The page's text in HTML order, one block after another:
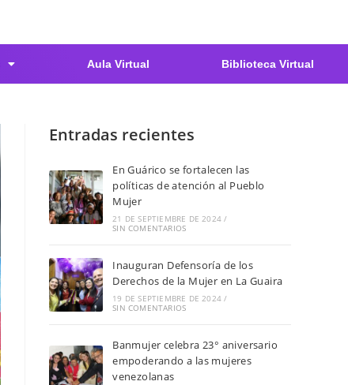
Aula Virtual Biblioteca Virtual
Entradas recientes
En Guárico se fortalecen las
políticas de atención al Pueblo
Mujer
21 DE SEPTIEMBRE DE 2024 /
SIN COMENTARIOS
Inauguran Defensoría de los
Derechos de la Mujer en La Guaira
19 DE SEPTIEMBRE DE 2024 /
SIN COMENTARIOS
Banmujer celebra 23° aniversario
empoderando a las mujeres
venezolanas